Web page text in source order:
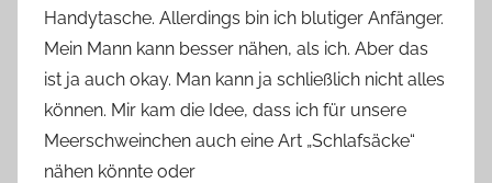
n
e
Handytasche. Allerdings bin ich blutiger Anfänger.
Mein Mann kann besser nähen, als ich. Aber das
ist ja auch okay. Man kann ja schließlich nicht alles
können. Mir kam die Idee, dass ich für unsere
Meerschweinchen auch eine Art „Schlafsäcke“
nähen könnte oder